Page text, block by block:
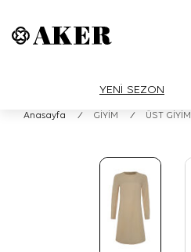
YENİ SEZON
Anasayfa / GİYİM / ÜST GİYİM